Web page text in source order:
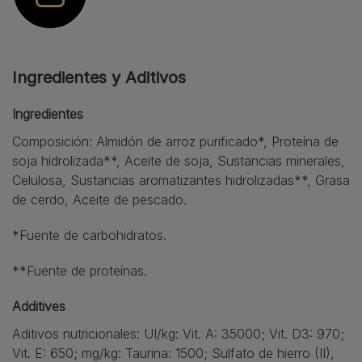
Ingredientes y Aditivos
Ingredientes
Composición: Almidón de arroz purificado*, Proteína de
soja hidrolizada**, Aceite de soja, Sustancias minerales,
Celulosa, Sustancias aromatizantes hidrolizadas**, Grasa
de cerdo, Aceite de pescado.
*Fuente de carbohidratos.
**Fuente de proteínas.
Additives
Aditivos nutricionales: UI/kg: Vit. A: 35000; Vit. D3: 970;
Vit. E: 650; mg/kg: Taurina: 1500; Sulfato de hierro (II),